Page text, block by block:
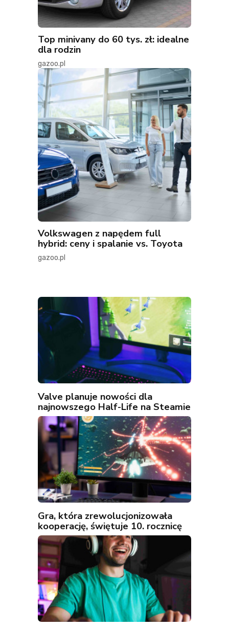
Top minivany do 60 tys. zł: idealne
dla rodzin
gazoo.pl
Volkswagen z napędem full
hybrid: ceny i spalanie vs. Toyota
gazoo.pl
Valve planuje nowości dla
najnowszego Half-Life na Steamie
Gra, która zrewolucjonizowała
kooperację, świętuje 10. rocznicę